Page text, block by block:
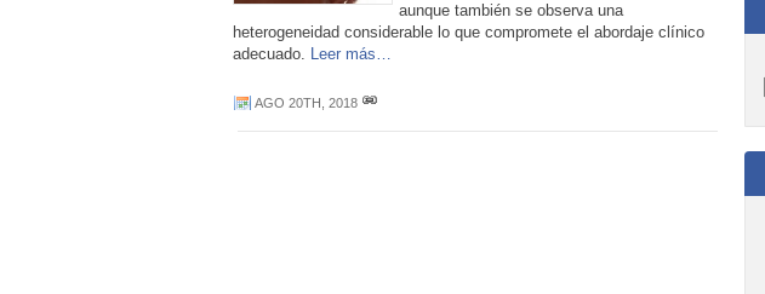
aunque también se observa una
heterogeneidad considerable lo que compromete el abordaje clínico
adecuado. Leer más…
AGO 20TH, 2018